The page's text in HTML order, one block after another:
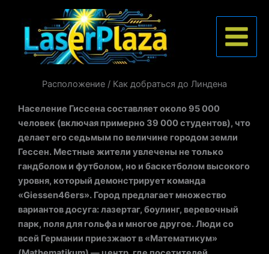
содержимому
Расположение / Как добраться до Линдена
Население Гиссена составляет около 95 000
человек (включая примерно 39 000 студентов), что
делает его седьмым по величине городом земли
Гессен. Местные жители увлечены не только
гандболом и футболом, но и баскетболом высокого
уровня, который демонстрирует команда
«Giessen46ers». Город предлагает множество
вариантов досуга: лазертаг, боулинг, веревочный
парк, поля для гольфа и многое другое. Люди со
всей Германии приезжают в «Математикум»